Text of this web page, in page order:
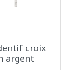
croix
argent